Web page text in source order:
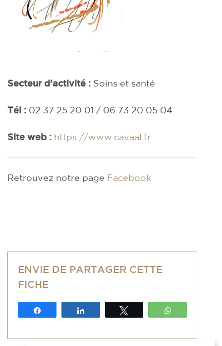
Secteur d'activité : Soins et santé
Tél : 02 37 25 20 01 / 06 73 20 05 04
Site web : https://www.cavaal.fr
Retrouvez notre page Facebook
ENVIE DE PARTAGER CETTE
FICHE